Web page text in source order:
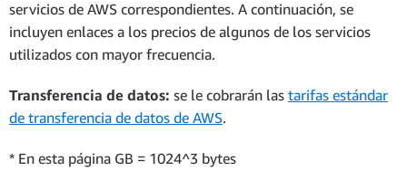
servicios de AWS correspondientes. A continuación, se
incluyen enlaces a los precios de algunos de los servicios
utilizados con mayor frecuencia.
Transferencia de datos: se le cobrarán las tarifas estándar
de transferencia de datos de AWS.
* En esta página GB = 1024^3 bytes